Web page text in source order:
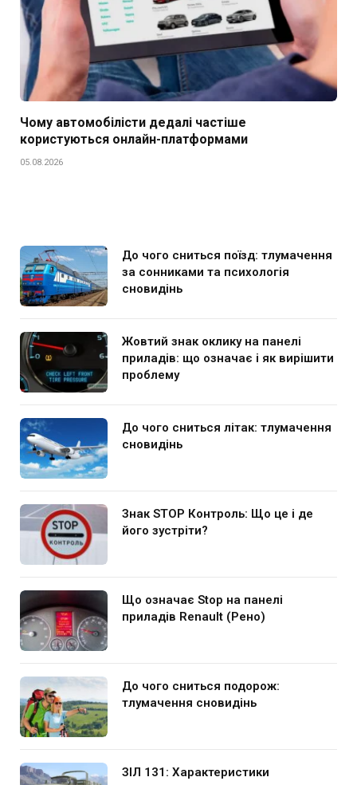
Чому автомобілісти дедалі частіше
користуються онлайн-платформами
05.08.2026
До чого сниться поїзд: тлумачення
за сонниками та психологія
сновидінь
Жовтий знак оклику на панелі
приладів: що означає і як вирішити
проблему
До чого сниться літак: тлумачення
сновидінь
Знак STOP Контроль: Що це і де
його зустріти?
Що означає Stop на панелі
приладів Renault (Рено)
До чого сниться подорож:
тлумачення сновидінь
ЗІЛ 131: Характеристики